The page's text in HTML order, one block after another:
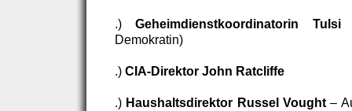
.)Geheimdienstkoordinatorin Tulsi
Demokratin)
.) CIA-Direktor John Ratcliffe
.) Haushaltsdirektor Russel Vought –